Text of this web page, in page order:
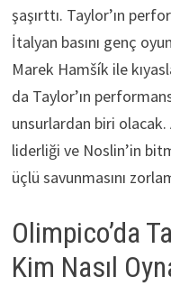
şaşırttı. Taylor’ın
İtalyan basını genç
Marek Hamšík ile
da Taylor’ın
unsurlardan biri olacak.
liderliği ve Noslin’in
üçlü savunmasını
Olimpico’da
Kim Nasıl